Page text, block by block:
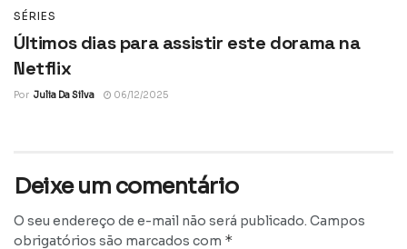
SÉRIES
Últimos dias para assistir este dorama na
Netflix
Por Julia Da Silva 06/12/2025
Deixe um comentário
O seu endereço de e-mail não será publicado. Campos
obrigatórios são marcados com *